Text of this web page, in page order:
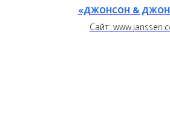
«ДЖОНСОН &
Сайт: